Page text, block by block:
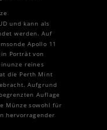
und kann als
werden. Auf
Apollo 11
Porträt von
reines
die Perth Mint
Aufgrund
Auflage
Münze sowohl für
hervorragender